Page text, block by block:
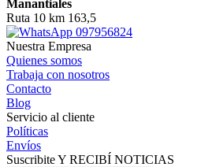
Manantiales
Ruta 10 km 163,5
097956824
Nuestra Empresa
Quienes somos
Trabaja con nosotros
Contacto
Blog
Servicio al cliente
Políticas
Envíos
Suscribite Y RECIBÍ NOTICIAS